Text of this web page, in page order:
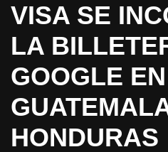
VISA SE
LA
GOOGLE EN
HONDURAS